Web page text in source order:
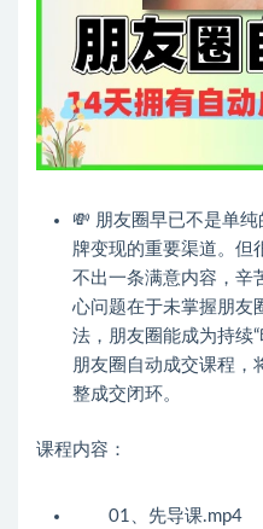
💸 朋友圈早已不是单
牌变现的重要渠道。但
不出一条满意内容，辛
心问题在于未掌握朋
法，朋友圈能成为持续
朋友圈自动成交课程，
整成交闭环。
课程内容：
01、先导课.mp4